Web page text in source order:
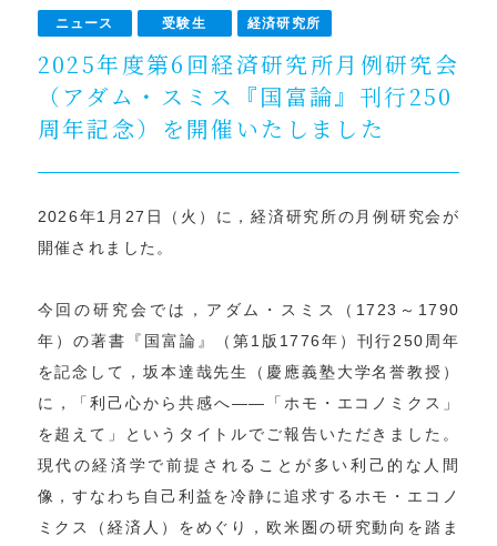
ニュース 受験生 経済研究所
2025年度第6回経済研究所月例研究会
（アダム・スミス『国富論』刊行250
周年記念）を開催いたしました
2026年1月27日（火）に，経済研究所の月例研究会が
開催されました。
今回の研究会では，アダム・スミス（1723～1790
年）の著書『国富論』（第1版1776年）刊行250周年
を記念して，坂本達哉先生（慶應義塾大学名誉教授）
に，「利己心から共感へ――「ホモ・エコノミクス」
を超えて」というタイトルでご報告いただきました。
現代の経済学で前提されることが多い利己的な人間
像，すなわち自己利益を冷静に追求するホモ・エコノ
ミクス（経済人）をめぐり，欧米圏の研究動向を踏ま